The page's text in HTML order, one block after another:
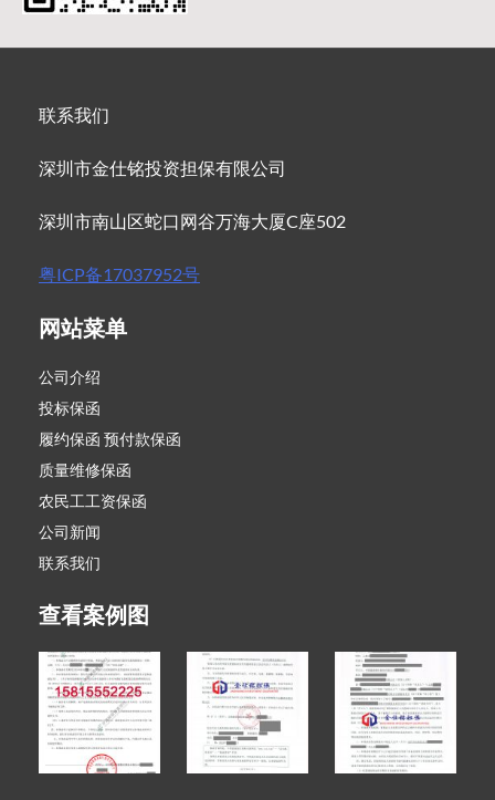
联系我们
深圳市金仕铭投资担保有限公司
深圳市南山区蛇口网谷万海大厦C座502
粤ICP备17037952号
网站菜单
公司介绍
投标保函
履约保函 预付款保函
质量维修保函
农民工工资保函
公司新闻
联系我们
查看案例图